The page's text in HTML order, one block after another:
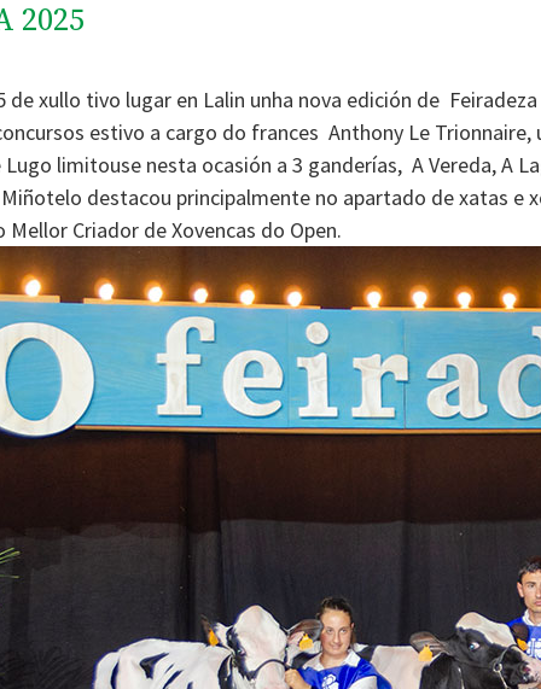
2025
de xullo tivo lugar en Lalin unha nova edición de
estivo a cargo do frances Anthony Le Trionnaire,
limitouse nesta ocasión a 3 ganderías, A Vereda, A
destacou principalmente no apartado de xatas e
Criador de Xovencas do Open.